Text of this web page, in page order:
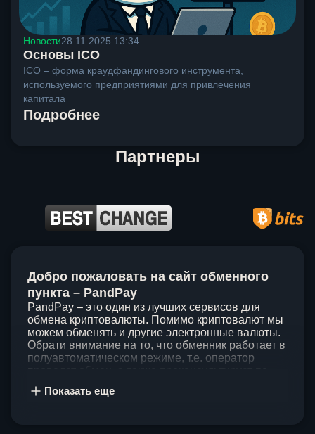
Новости28.11.2025 13:34
Основы ICO
ICO – форма краудфандингового инструмента,
используемого предприятиями для привлечения
капитала
Подробнее
Партнеры
Добро пожаловать на сайт обменного
пункта – PandPay
PandPay – это один из лучших сервисов для
обмена криптовалюты. Помимо криптовалют мы
можем обменять и другие электронные валюты.
Обрати внимание на то, что обменник работает в
полуавтоматическом режиме, т.е. оператор
клиентов, поэтому стараемся проводить обмены
Показать еще